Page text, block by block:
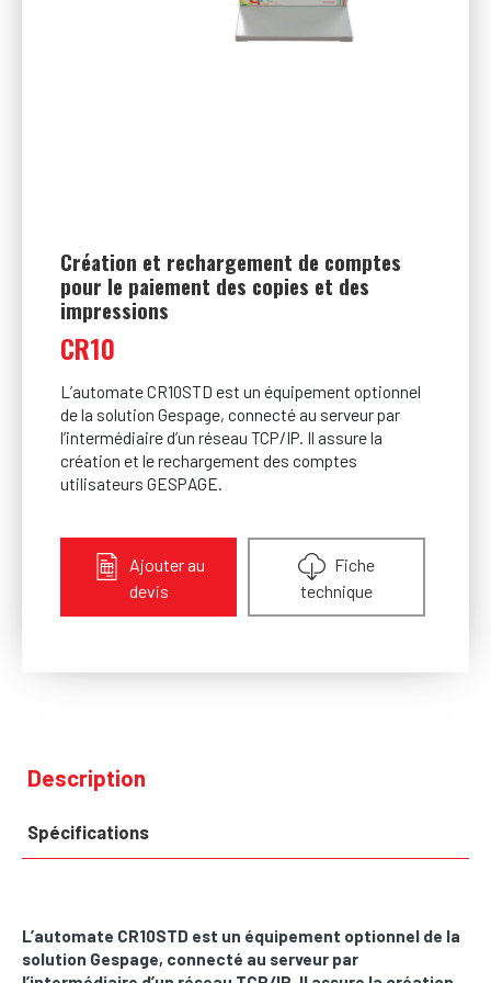
Création et rechargement de comptes
pour le paiement des copies et des
impressions
CR10
L’automate CR10STD est un équipement optionnel
de la solution Gespage, connecté au serveur par
l’intermédiaire d’un réseau TCP/IP. Il assure la
création et le rechargement des comptes
utilisateurs GESPAGE.
Fiche
technique
devis
Description
Spécifications
L’automate CR10STD est un équipement optionnel de la
solution Gespage, connecté au serveur par